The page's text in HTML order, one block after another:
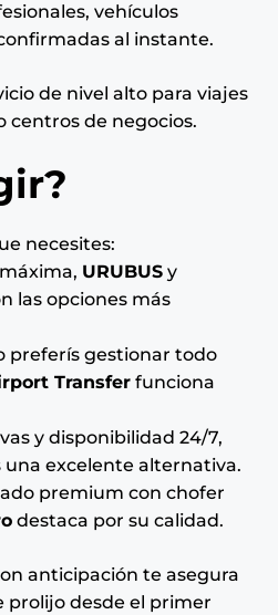
vehículos
al instante.
de nivel alto para viajes
centros de negocios.
necesites:
URUBUS y
las opciones más
preferís gestionar todo
Transfer funciona
y disponibilidad 24/7,
una excelente alternativa.
premium con chofer
destaca por su calidad.
anticipación te asegura
prolijo desde el primer